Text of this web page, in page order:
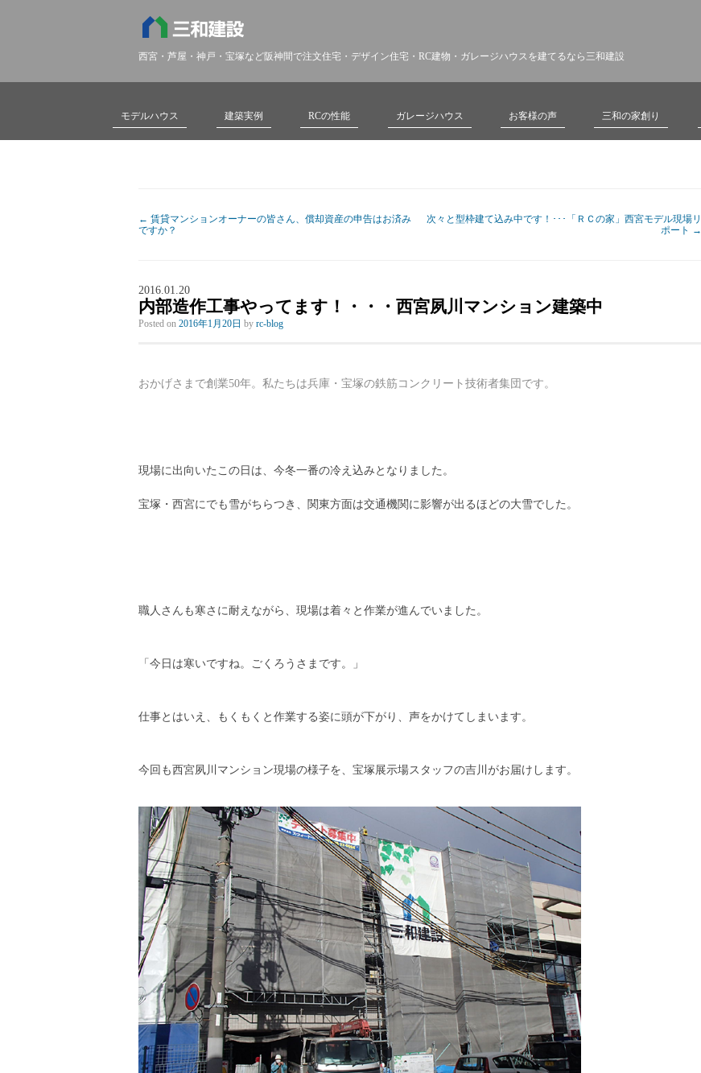
西宮・芦屋・神戸・宝塚など阪神間で注文住宅・デザイン住宅・RC建物・ガレージハウスを建てるなら三和建設
モデルハウス 建築実例 RCの性能 ガレージハウス お客様の声 三和の家創り
← 賃貸マンションオーナーの皆さん、償却資産の申告はお済み
ですか？
次々と型枠建て込み中です！･･･「ＲＣの家」西宮モデル現場リ
ポート →
2016.01.20
内部造作工事やってます！・・・西宮夙川マンション建築中
Posted on 2016年1月20日 by rc-blog
おかげさまで創業50年。私たちは兵庫・宝塚の鉄筋コンクリート技術者集団です。
現場に出向いたこの日は、今冬一番の冷え込みとなりました。
宝塚・西宮にでも雪がちらつき、関東方面は交通機関に影響が出るほどの大雪でした。
職人さんも寒さに耐えながら、現場は着々と作業が進んでいました。
「今日は寒いですね。ごくろうさまです。」
仕事とはいえ、もくもくと作業する姿に頭が下がり、声をかけてしまいます。
今回も西宮夙川マンション現場の様子を、宝塚展示場スタッフの吉川がお届けします。